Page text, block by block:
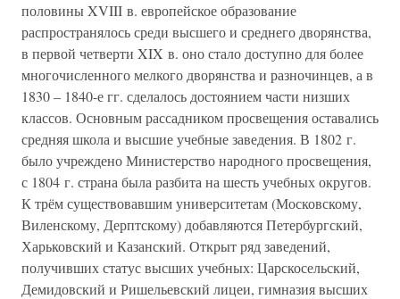
половины XVIII в. европейское образование
распространялось среди высшего и среднего дворянства,
в первой четверти XIX в. оно стало доступно для более
многочисленного мелкого дворянства и разночинцев, а в
1830 – 1840-е гг. сделалось достоянием части низших
классов. Основным рассадником просвещения оставались
средняя школа и высшие учебные заведения. В 1802 г.
было учреждено Министерство народного просвещения,
с 1804 г. страна была разбита на шесть учебных округов.
К трём существовавшим университетам (Московскому,
Виленскому, Дерптскому) добавляются Петербургский,
Харьковский и Казанский. Открыт ряд заведений,
получивших статус высших учебных: Царскосельский,
Демидовский и Ришельевский лицеи, гимназия высших